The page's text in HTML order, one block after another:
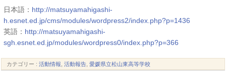
日本語： http://matsuyamahigashi-
h.esnet.ed.jp/cms/modules/wordpress2/index.php?p=1436
英語： http://matsuyamahigashi-
sgh.esnet.ed.jp/modules/wordpress0/index.php?p=366
カテゴリー :活動情報 ,活動報告 ,愛媛県立松山東高等学校